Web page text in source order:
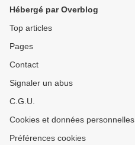
fondateur)
Hébergé par Overblog
Top articles
Pages
Contact
Signaler un abus
C.G.U.
Cookies et données personnelles
Préférences cookies